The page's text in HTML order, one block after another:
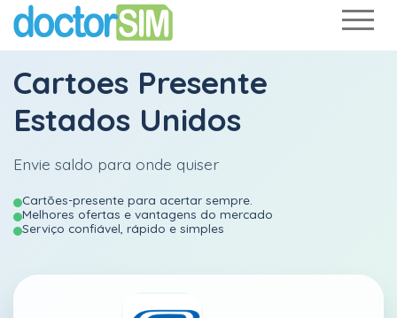
Cartoes Presente
Estados Unidos
Envie saldo para onde quiser
Cartões-presente para acertar sempre.
Melhores ofertas e vantagens do mercado
Serviço confiável, rápido e simples